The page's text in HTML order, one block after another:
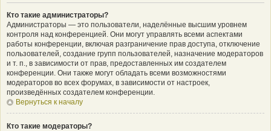
Кто такие администраторы?
Администраторы — это пользователи, наделённые высшим уровнем
контроля над конференцией. Они могут управлять всеми аспектами
работы конференции, включая разграничение прав доступа, отключение
пользователей, создание групп пользователей, назначение модераторов
и т. п., в зависимости от прав, предоставленных им создателем
конференции. Они также могут обладать всеми возможностями
модераторов во всех форумах, в зависимости от настроек,
произведённых создателем конференции.
Вернуться к началу
Кто такие модераторы?